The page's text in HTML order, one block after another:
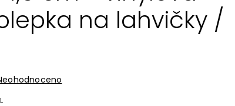
na lahvičky /